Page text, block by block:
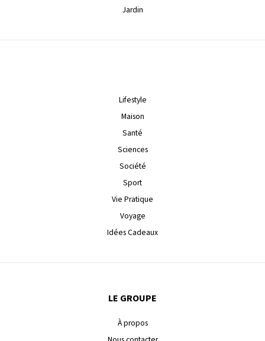
Jardin
Lifestyle
Maison
Santé
Sciences
Société
Sport
Vie Pratique
Voyage
Idées Cadeaux
LE GROUPE
À propos